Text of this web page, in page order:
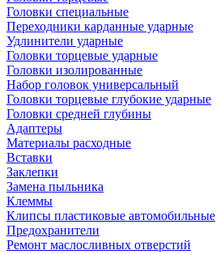
Головки специальные
Переходники карданные ударные
Удлинители ударные
Головки торцевые ударные
Головки изолированные
Набор головок универсальный
Головки торцевые глубокие ударные
Головки средней глубины
Адаптеры
Материалы расходные
Вставки
Заклепки
Замена пыльника
Клеммы
Клипсы пластиковые автомобильные
Предохранители
Ремонт маслосливных отверстий